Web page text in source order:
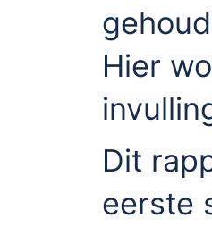
Hier
Dit
eerste